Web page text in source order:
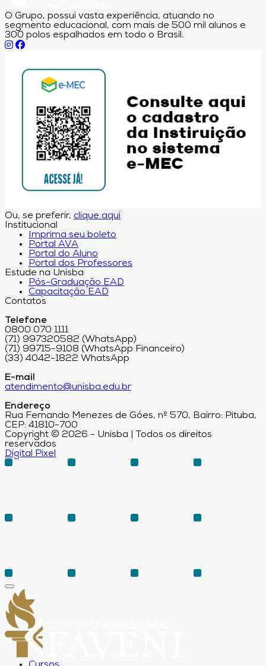
O Grupo, possui vasta experiência, atuando no
segmento educacional, com mais de 500 mil alunos e
300 polos espalhados em todo o Brasil.
Ou, se preferir, clique aqui
Institucional
Imprima seu boleto
Portal AVA
Portal do Aluno
Portal dos Professores
Estude na Unisba
Pós-Graduação EAD
Capacitação EAD
Contatos
Telefone
0800 070 1111
(71) 997320582 (WhatsApp)
(71) 99715-9108 (WhatsApp Financeiro)
(33) 4042-1822 WhatsApp
E-mail
atendimento@unisba.edu.br
Endereço
Rua Fernando Menezes de Góes, nº 570, Bairro: Pituba,
CEP: 41810-700
Copyright © 2026 - Unisba | Todos os direitos
reservados
Digital Pixel